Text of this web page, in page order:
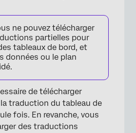
×
ne pouvez télécharger
partielles pour
tableaux de bord, et
données ou le plan
de télécharger
la traduction du tableau de
fois. En revanche, vous
des traductions